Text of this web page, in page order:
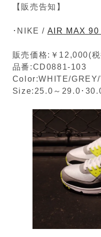
【販売告知】
･NIKE / AIR MAX 90
販売価格:￥12,000(
品番:CD0881-103
Color:WHITE/
Size:25.0～29.0･